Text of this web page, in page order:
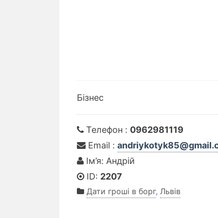
Бізнес
Телефон : 0962981119
Email :
Ім’я: Андрій
ID: 2207
Дати гроші в борг, Львів